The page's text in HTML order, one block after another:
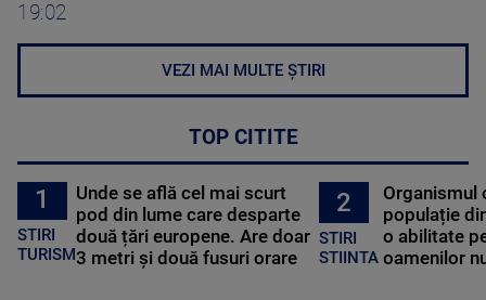
19:02
VEZI MAI MULTE ȘTIRI
TOP CITITE
1
STIRI
TURISM
Unde se află cel mai scurt
pod din lume care desparte
două țări europene. Are doar
3 metri și două fusuri orare
2
STIRI
STIINTA
Organismul
populație
o abilitate
oamenilor